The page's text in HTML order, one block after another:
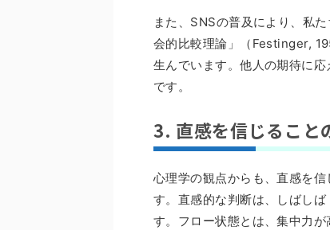
また、SNSの普及により、私
会的比較理論」（Festinger,
生んでいます。他人の期待に
です。
3. 直感を信じること
心理学の観点からも、直感を
す。直感的な判断は、しばし
す。フロー状態とは、集中力